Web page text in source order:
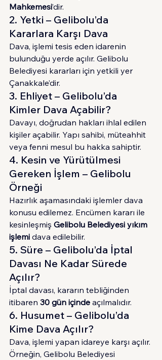
Mahkemesi’dir.
2. Yetki – Gelibolu’da
Kararlara Karşı Dava
Dava, işlemi tesis eden idarenin
bulunduğu yerde açılır. Gelibolu
Belediyesi kararları için yetkili yer
Çanakkale’dir.
3. Ehliyet – Gelibolu’da
Kimler Dava Açabilir?
Davayı, doğrudan hakları ihlal edilen
kişiler açabilir. Yapı sahibi, müteahhit
veya fenni mesul bu hakka sahiptir.
4. Kesin ve Yürütülmesi
Gereken İşlem – Gelibolu
Örneği
Hazırlık aşamasındaki işlemler dava
konusu edilemez. Encümen kararı ile
kesinleşmiş Gelibolu Belediyesi yıkım
işlemi dava edilebilir.
5. Süre – Gelibolu’da İptal
Davası Ne Kadar Sürede
Açılır?
İptal davası, kararın tebliğinden
itibaren 30 gün içinde açılmalıdır.
6. Husumet – Gelibolu’da
Kime Dava Açılır?
Dava, işlemi yapan idareye karşı açılır.
Örneğin, Gelibolu Belediyesi